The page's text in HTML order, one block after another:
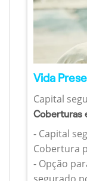
Vida
Capital
Coberturas
- Capital
Cobertura
- Opção